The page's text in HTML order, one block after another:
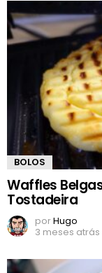
BOLOS
Waffles
Tostadeira
porHugo
3 meses atrás